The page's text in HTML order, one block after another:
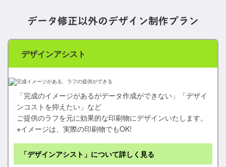
データ修正以外のデザイン制作プラン
デザインアシスト
「完成のイメージがあるがデータ作成ができない」「デザイ
ンコストを抑えたい」など
ご提供のラフを元に効果的な印刷物にデザインいたします。
※イメージは、実際の印刷物でもOK!
「デザインアシスト」について詳しく見る